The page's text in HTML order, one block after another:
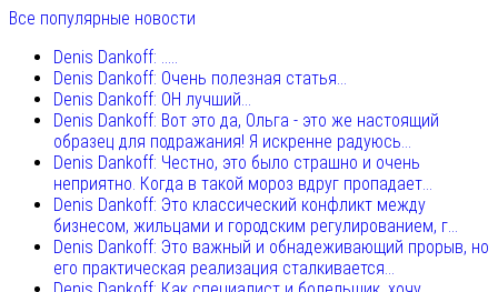
Все популярные новости
Denis Dankoff: .....
Denis Dankoff: Очень полезная статья...
Denis Dankoff: ОН лучший...
Denis Dankoff: Вот это да, Ольга - это же настоящий
образец для подражания! Я искренне радуюсь...
Denis Dankoff: Честно, это было страшно и очень
неприятно. Когда в такой мороз вдруг пропадает...
Denis Dankoff: Это классический конфликт между
бизнесом, жильцами и городским регулированием, г...
Denis Dankoff: Это важный и обнадеживающий прорыв, но
его практическая реализация сталкивается...